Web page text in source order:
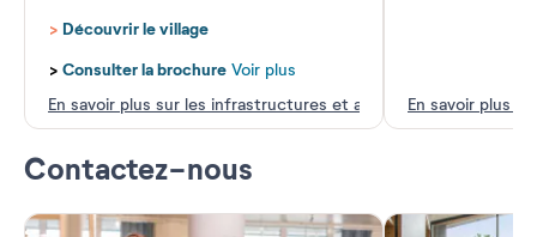
> Découvrir le village
> Consulter la brochure Voir plus
En savoir plus sur les infrastructures et activitésEn savoir plus
Contactez-nous